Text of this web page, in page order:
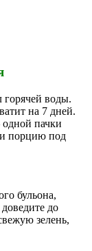
воды.
на 7 дней.
пачки
и порцию под
бульона,
до
зелень,